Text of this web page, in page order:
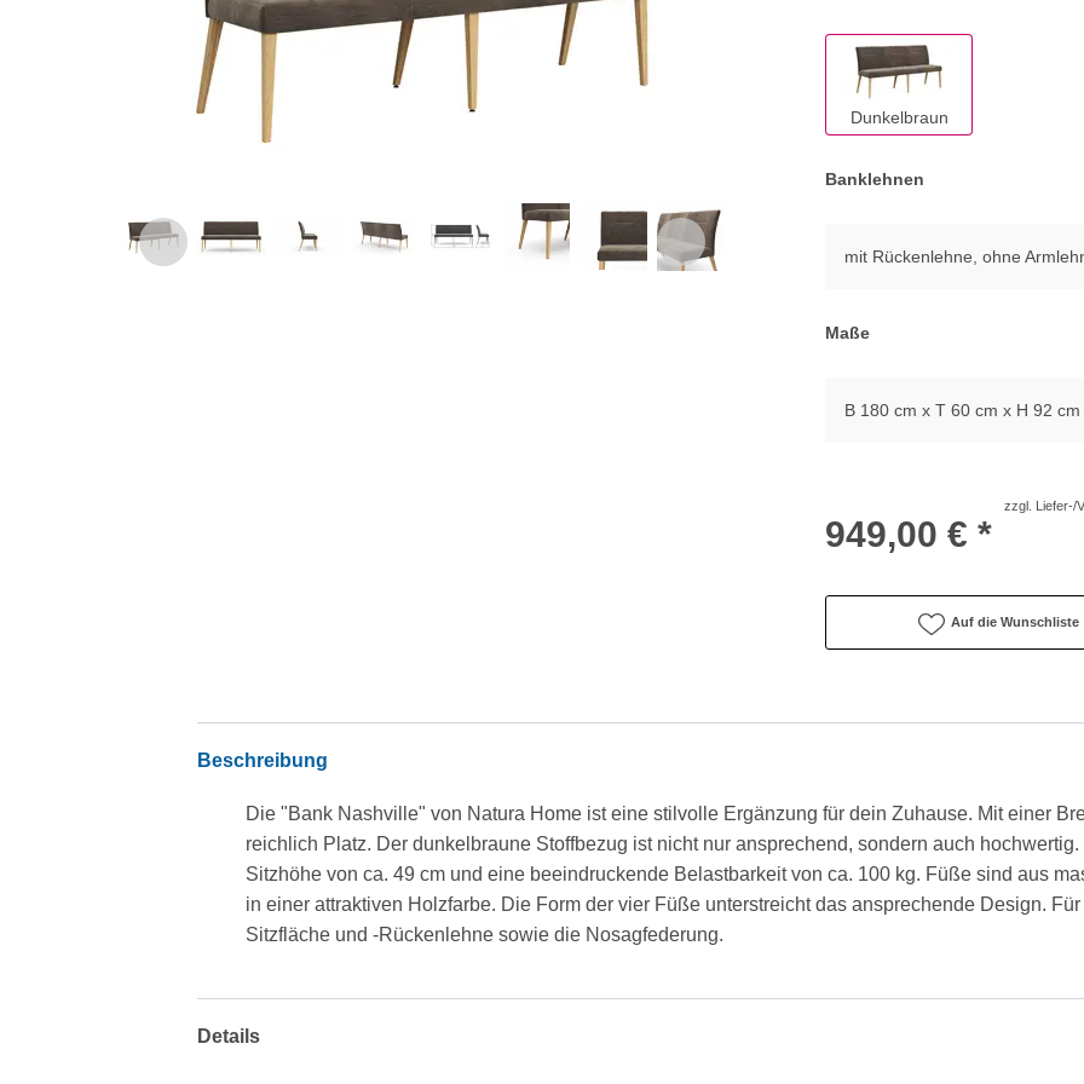
Dunkelbraun
Banklehnen
mit Rückenlehne, ohne
Maße
B 180 cm x T 60 cm x H 92 cm
949,00 € *
zzgl. Liefer-/
Auf die Wunschliste
Beschreibung
Die "Bank Nashville" von Natura Home ist eine stilvolle Ergänzung für dein Zuhause. Mit einer
reichlich Platz. Der dunkelbraune Stoffbezug ist nicht nur ansprechend, sondern auch
Sitzhöhe von ca. 49 cm und eine beeindruckende Belastbarkeit von ca. 100 kg. Füße sind aus
in einer attraktiven Holzfarbe. Die Form der vier Füße unterstreicht das ansprechende Design.
Sitzfläche und -Rückenlehne sowie die Nosagfederung.
Details